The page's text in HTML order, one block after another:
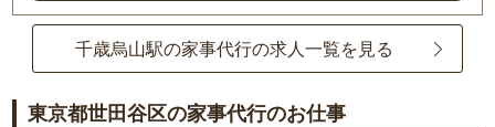
千歳烏山駅の家事代行の求人一覧を見る
東京都世田谷区の家事代行のお仕事